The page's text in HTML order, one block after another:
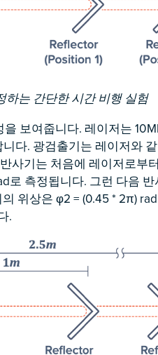
는 간단한 시간 비행 실험
보여줍니다. 레이저는
다. 광검출기는 레이저와
사기는 처음에 레이저로부
로 측정됩니다. 그런 다음
위상은 φ2 = (0.45 * 2π)
.